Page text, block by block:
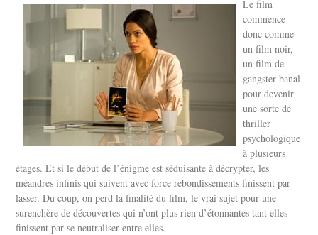
Le film
commence
donc comme
un film noir,
un film de
gangster banal
pour devenir
une sorte de
thriller
psychologique
à plusieurs
étages. Et si le début de l’énigme est séduisante à décrypter, les
méandres infinis qui suivent avec force rebondissements finissent par
lasser. Du coup, on perd la finalité du film, le vrai sujet pour une
surenchère de découvertes qui n’ont plus rien d’étonnantes tant elles
finissent par se neutraliser entre elles.